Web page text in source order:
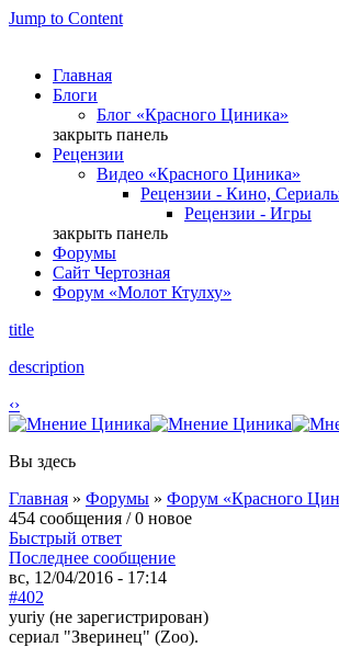
Jump to Content
Главная
Блоги
Блог «Красного Циника»
закрыть панель
Рецензии
Видео «Красного Циника»
Рецензии - Кино,
Рецензии - Игры
закрыть панель
Форумы
Сайт Чертозная
Форум «Молот Ктулху»
title
description
‹›
Вы здесь
Главная » Форумы » Форум «Красного
454 сообщения / 0 новое
Быстрый ответ
Последнее сообщение
вс, 12/04/2016 - 17:14
#402
yuriy (не зарегистрирован)
сериал "Зверинец" (Zoo).